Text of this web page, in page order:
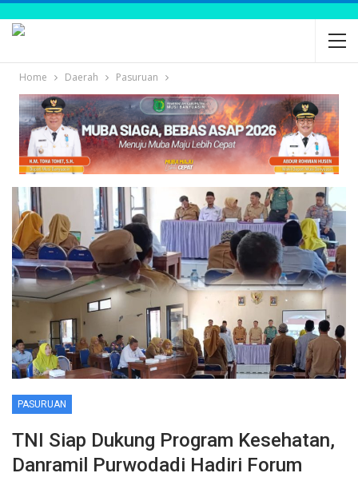
Home Daerah Pasuruan
PASURUAN
TNI Siap Dukung Program Kesehatan,
Danramil Purwodadi Hadiri Forum